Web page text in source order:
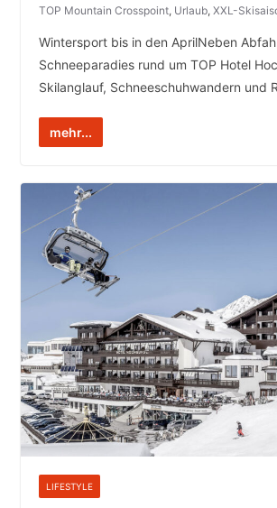
TOP Mountain Crosspoint, Urlaub, XXL-
Wintersport bis in den AprilNeben
Schneeparadies rund um TOP Hotel
Skilanglauf, Schneeschuhwandern und
mehr...
LIFESTYLE